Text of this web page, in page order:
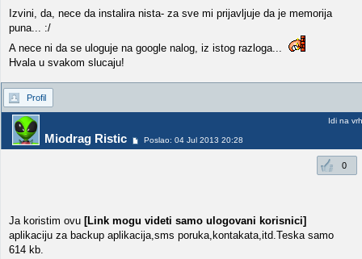
Izvini, da, nece da instalira nista- za sve mi prijavljuje da je memorija
puna... :/
A nece ni da se uloguje na google nalog, iz istog razloga...
Hvala u svakom slucaju!
Profil
Miodrag Ristic Poslao: 04 Jul 2013 20:28
Idi na vrh
0
Ja koristim ovu [Link mogu videti samo ulogovani korisnici]
aplikaciju za backup aplikacija,sms poruka,kontakata,itd.Teska samo
614 kb.